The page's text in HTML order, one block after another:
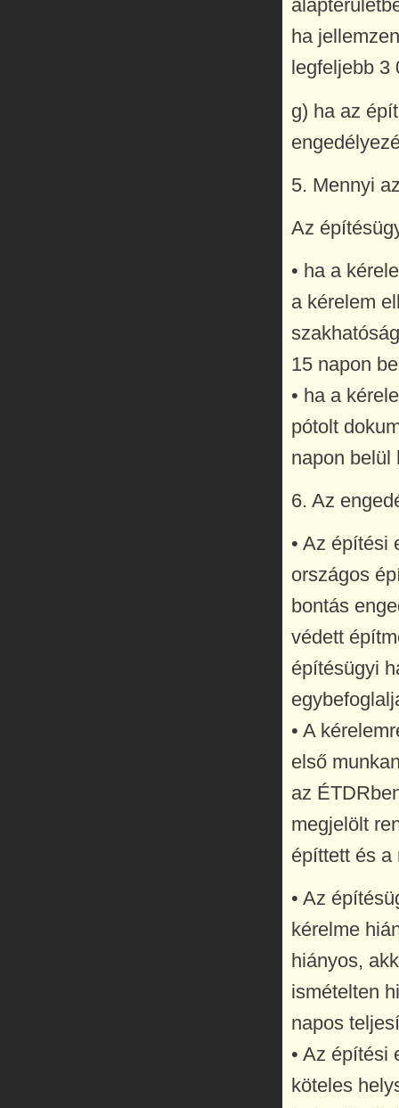
ha
legfeljebb 3
g) ha az
5. Mennyi
Az
• ha a
a kérelem
15 napon
• ha a
pótolt
napon belül
6. Az
• Az építési
országos
bontás
védett
építésügyi
• A
első
az
megjelölt
építtett és a
• Az
kérelme
hiányos,
ismételten
napos
• Az építési
köteles